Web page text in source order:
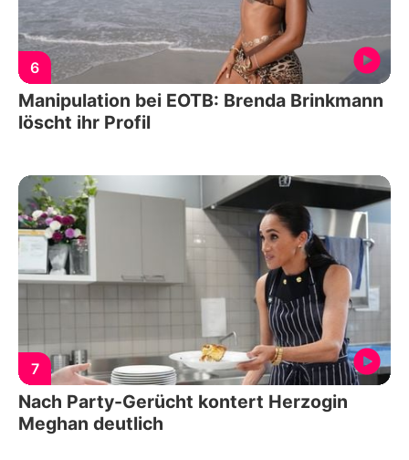
6
Manipulation bei EOTB: Brenda Brinkmann
löscht ihr Profil
7
Nach Party-Gerücht kontert Herzogin
Meghan deutlich